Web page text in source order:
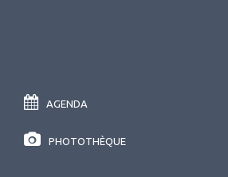
AGENDA
PHOTOTHÈQUE